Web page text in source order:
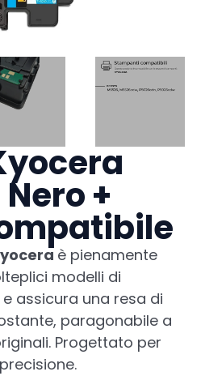
+
è pienamente
modelli di
e assicura una resa di
paragonabile a
Progettato per